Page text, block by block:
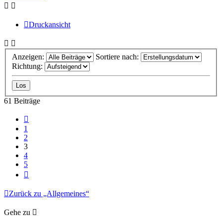
Druckansicht
Anzeigen:
Sortiere nach:
Richtung:
61 Beiträge
1
2
3
4
5
Zurück zu „Allgemeines“
Gehe zu